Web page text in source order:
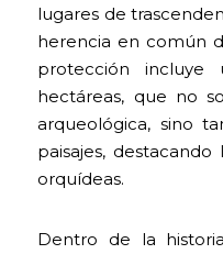
lugares de
herencia en común
protección incluye
hectáreas, que no
arqueológica, sino
paisajes,
orquídeas.
Dentro de la